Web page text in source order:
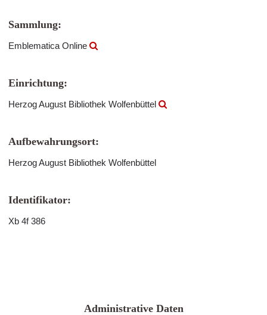
Sammlung:
Emblematica Online
Einrichtung:
Herzog August Bibliothek Wolfenbüttel
Aufbewahrungsort:
Herzog August Bibliothek Wolfenbüttel
Identifikator:
Xb 4f 386
Administrative Daten